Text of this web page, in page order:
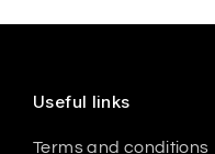
Useful links
Terms and conditions